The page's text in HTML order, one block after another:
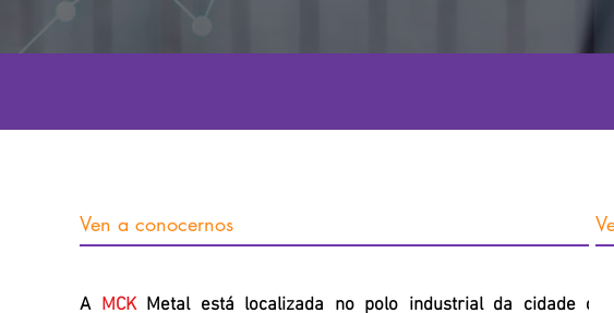
Ven a conocernos
A MCKMetal está localizada no polo industrial da cidade de